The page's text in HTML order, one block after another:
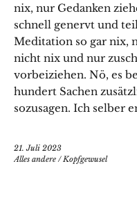
nix, nur Gedanken
schnell genervt und
Meditation so gar nix,
nicht nix und nur
vorbeiziehen. Nö, es
hundert Sachen
sozusagen. Ich selber
21. Juli 2023
Alles andere /Kopfgewusel